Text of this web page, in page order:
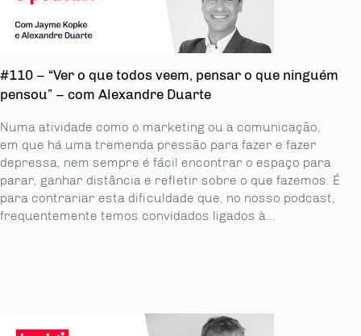
#110 – “Ver o que todos veem, pensar o que ninguém
pensou” – com Alexandre Duarte
Numa atividade como o marketing ou a comunicação,
em que há uma tremenda pressão para fazer e fazer
depressa, nem sempre é fácil encontrar o espaço para
parar, ganhar distância e refletir sobre o que fazemos. É
para contrariar esta dificuldade que, no nosso podcast,
frequentemente temos convidados ligados à...